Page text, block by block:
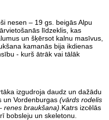
nesen – 19 gs. beigās Alpu
līdzeklis, kas
un šķērsot kalnu masīvus,
kamanās bija ikdienas
- kurš ātrāk vai tālāk
izgudroja daudz un dažādu
un Vordenburgas (vārds rodelis
renes braukšana) .Katrs izcēlās
bobsleju un skeletonu.